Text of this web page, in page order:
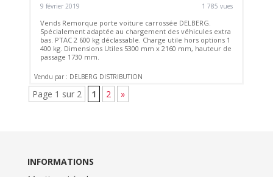
9 février 2019
1 785 vues
Vends Remorque porte voiture carrossée DELBERG.
Spécialement adaptée au chargement des véhicules extra
bas. PTAC 2 600 kg déclassable. Charge utile hors options 1
400 kg. Dimensions Utiles 5300 mm x 2160 mm, hauteur de
passage 1730 mm.
Vendu par : DELBERG DISTRIBUTION
Page 1 sur 2 1 2 »
INFORMATIONS